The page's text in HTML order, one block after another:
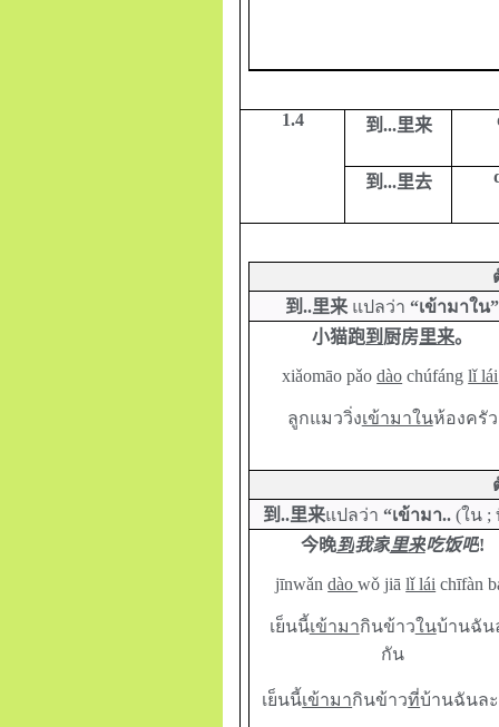
1.4 到 ...里来
到 ...里去
到..里来 แปลว่า “เข้ามาใน”
小猫跑到 厨房里来。
xiǎomāo pǎodào chúfánglǐ lái
ลูกแมววิ่งเข้ามาในห้องครัว
到 ..里来แปลว่า “เข้ามา..(ใน ;
今晚到我家里来吃饭吧!
jīnwǎndàowǒ jiālǐ lái chīfàn
เย็นนี้เข้ามากินข้าวในบ้านฉัน
กัน
เย็นนี้เข้ามากินข้าวที่บ้านฉันล